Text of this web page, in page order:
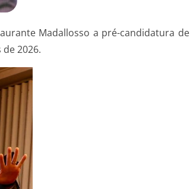
Madallosso a pré-candidatura de
2026.